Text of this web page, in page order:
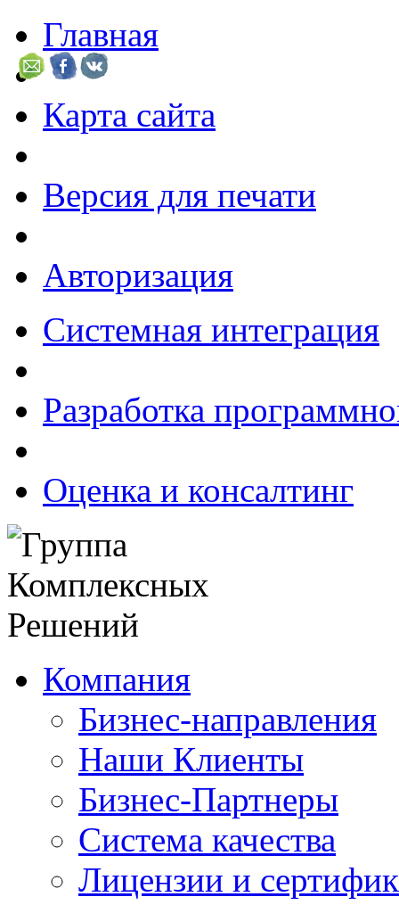
Главная
Карта сайта
Версия для печати
Авторизация
Системная интеграция
Разработка
Оценка и консалтинг
Компания
Бизнес-направления
Наши Клиенты
Бизнес-Партнеры
Система качества
Лицензии и